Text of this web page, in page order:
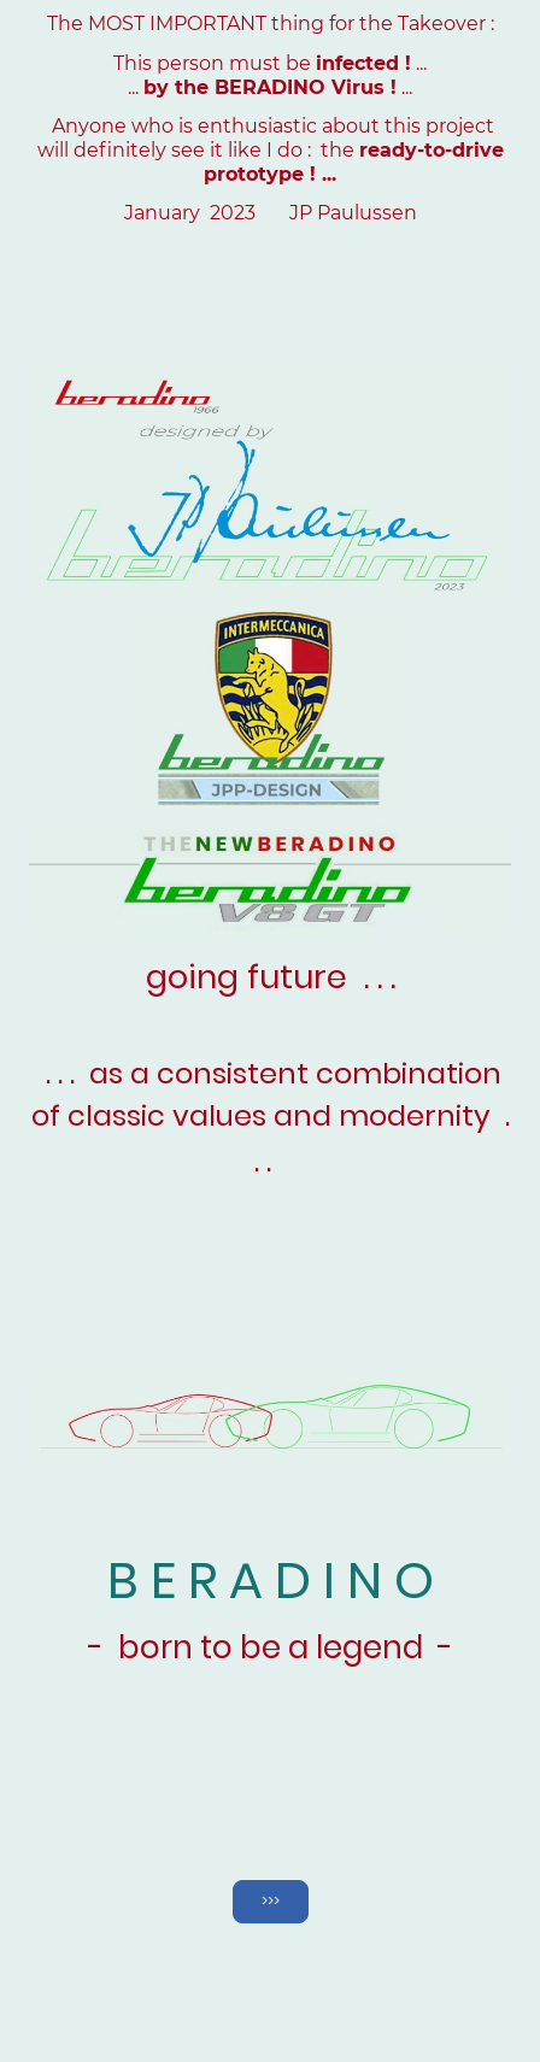
The MOST IMPORTANT thing for the Takeover :
This person must be infected ! ...
... by the BERADINO Virus ! ...
Anyone who is enthusiastic about this project
will definitely see it like I do : the ready-to-drive
prototype ! ...
January 2023 JP Paulussen
going future . . .
. . . as a consistent combination
of classic values ​​and modernity .
. .
B E R A D I N O
- born to be a legend -
>>>